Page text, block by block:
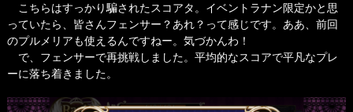
こちらはすっかり騙されたスコアタ。イベントラナン限定かと思
っていたら、皆さんフェンサー？あれ？って感じです。ああ、前回
のプルメリアも使えるんですねー。気づかんわ！
で、フェンサーで再挑戦しました。平均的なスコアで平凡なプレ
ーに落ち着きました。